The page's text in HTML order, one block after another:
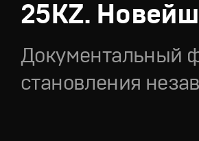
25KZ.
Документальный
становления